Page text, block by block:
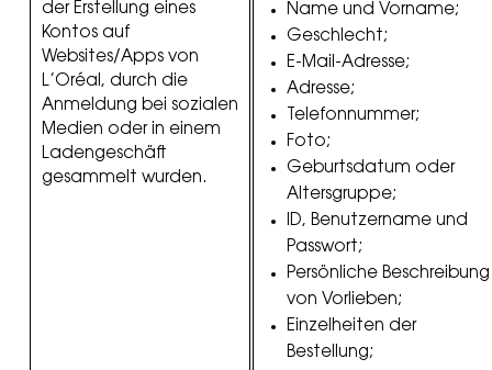
der Erstellung eines
Kontos auf
Websites/Apps von
L’Oréal, durch die
Anmeldung bei sozialen
Medien oder in einem
Ladengeschäft
gesammelt wurden.
Name und Vorname;
Geschlecht;
E-Mail-Adresse;
Adresse;
Telefonnummer;
Foto;
Geburtsdatum oder
Altersgruppe;
ID, Benutzername und
Passwort;
Persönliche Beschreibung
von Vorlieben;
Einzelheiten der
Bestellung;